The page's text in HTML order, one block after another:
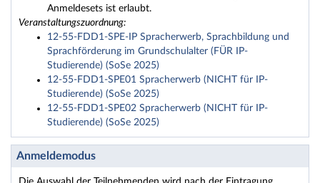
Anmeldesets ist erlaubt.
Veranstaltungszuordnung:
12-55-FDD1-SPE-IP Spracherwerb, Sprachbildung und
Sprachförderung im Grundschulalter (FÜR IP-
Studierende) (SoSe 2025)
12-55-FDD1-SPE01 Spracherwerb (NICHT für IP-
Studierende) (SoSe 2025)
12-55-FDD1-SPE02 Spracherwerb (NICHT für IP-
Studierende) (SoSe 2025)
Anmeldemodus